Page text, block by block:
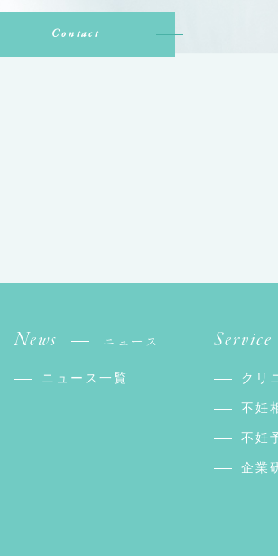
Contact
News ニュース
ニュース一覧
Service
クリ
不妊
不妊
企業